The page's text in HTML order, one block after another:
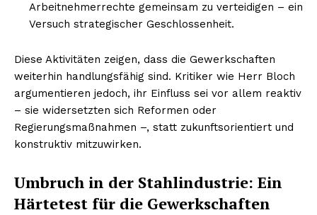
Arbeitnehmerrechte gemeinsam zu verteidigen – ein
Versuch strategischer Geschlossenheit.
Diese Aktivitäten zeigen, dass die Gewerkschaften
weiterhin handlungsfähig sind. Kritiker wie Herr Bloch
argumentieren jedoch, ihr Einfluss sei vor allem reaktiv
– sie widersetzten sich Reformen oder
Regierungsmaßnahmen –, statt zukunftsorientiert und
konstruktiv mitzuwirken.
Umbruch in der Stahlindustrie: Ein
Härtetest für die Gewerkschaften